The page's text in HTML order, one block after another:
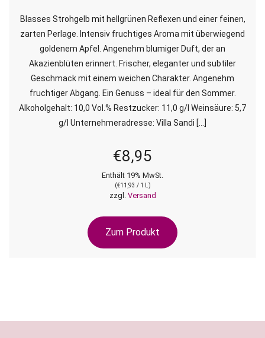
Blasses Strohgelb mit hellgrünen Reflexen und einer feinen,
zarten Perlage. Intensiv fruchtiges Aroma mit überwiegend
goldenem Apfel. Angenehm blumiger Duft, der an
Akazienblüten erinnert. Frischer, eleganter und subtiler
Geschmack mit einem weichen Charakter. Angenehm
fruchtiger Abgang. Ein Genuss – ideal für den Sommer.
Alkoholgehalt: 10,0 Vol.% Restzucker: 11,0 g/l Weinsäure: 5,7
g/l Unternehmeradresse: Villa Sandi […]
€8,95
Enthält 19% MwSt.
(€11,93 / 1 L)
zzgl. Versand
Zum Produkt